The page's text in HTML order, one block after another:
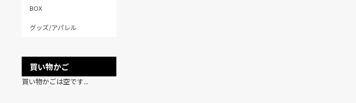
BOX
グッズ/アパレル
買い物かご
買い物かごは空です...